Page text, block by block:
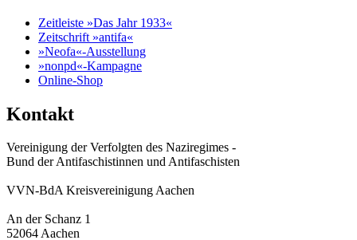
Zeitleiste »Das Jahr 1933«
Zeitschrift »antifa«
»Neofa«-Ausstellung
»nonpd«-Kampagne
Online-Shop
Kontakt
Vereinigung der Verfolgten des Naziregimes -
Bund der Antifaschistinnen und Antifaschisten
VVN-BdA Kreisvereinigung Aachen
An der Schanz 1
52064 Aachen